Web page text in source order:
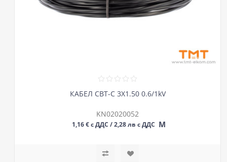
КАБЕЛ СВТ-С 3Х1.50 0.6/1kV
KN02020052
1,16 € с ДДС / 2,28 лв с ДДС М